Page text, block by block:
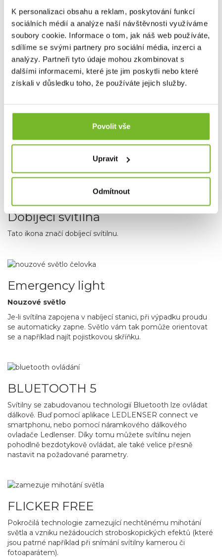
K personalizaci obsahu a reklam, poskytování funkcí
sociálních médií a analýze naší návštěvnosti využíváme
soubory cookie. Informace o tom, jak náš web používáte,
sdílíme se svými partnery pro sociální média, inzerci a
analýzy. Partneři tyto údaje mohou zkombinovat s
dalšími informacemi, které jste jim poskytli nebo které
získali v důsledku toho, že používáte jejich služby.
Povolit vše
Upravit
Odmítnout
od LED čipu.
Magnetic charge system
Temperature Control System
Temperature Control Systém chrání svítilnu proti přehřátí
Dobíjecí svítilna
Tato ikona značí dobíjecí svítilnu.
Emergency light
Nouzové světlo
Je-li svítilna zapojena v nabíjecí stanici, při výpadku proudu
se automaticky zapne. Světlo vám tak pomůže orientovat
se a například najít pojistkovou skříňku.
BLUETOOTH 5
Svítilny se zabudovanou technologií Bluetooth lze ovládat
dálkově. Buď pomocí aplikace LEDLENSER connect ve
smartphonu, nebo pomocí náramkového dálkového
ovladače Ledlenser. Díky tomu můžete svítilnu nejen
pohodlně bezdotykově ovládat, ale také velice přesně
nastavit na požadované parametry.
FLICKER FREE
Pokročilá technologie zamezující nechtěnému mihotání
světla a vzniku nežádoucích stroboskopických efektů (které
jsou patrné například při snímání svítilny kamerou či
fotoaparátem).